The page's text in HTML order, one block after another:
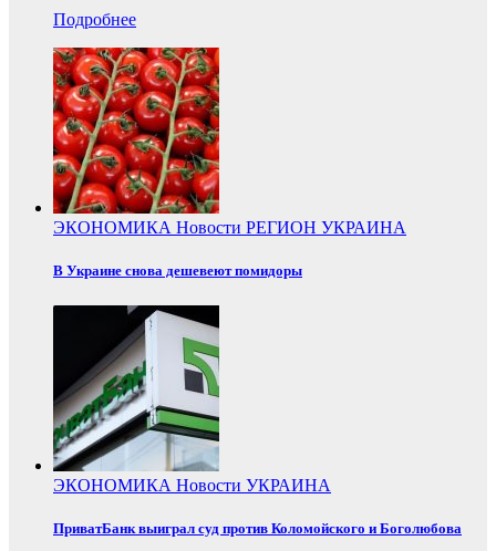
Подробнее
ЭКОНОМИКА Новости РЕГИОН УКРАИНА
В Украине снова дешевеют помидоры
ЭКОНОМИКА Новости УКРАИНА
ПриватБанк выиграл суд против Коломойского и Боголюбова